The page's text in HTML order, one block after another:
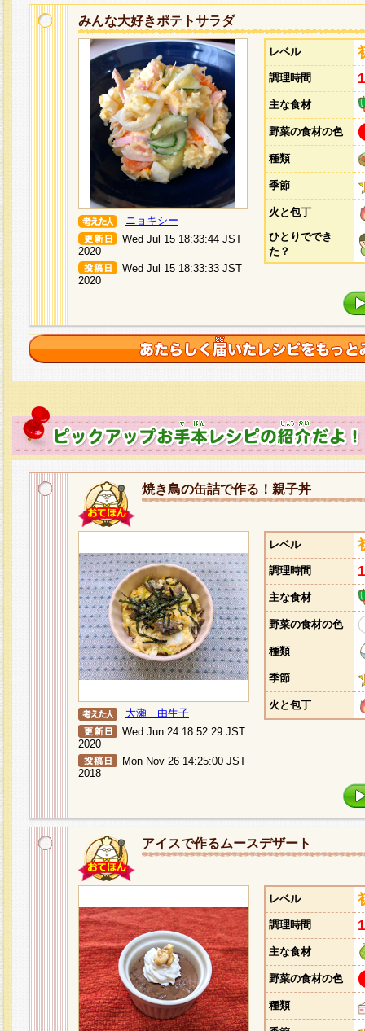
みんな大好きポテトサラダ
ニョキシー
Wed Jul 15 18:33:44 JST
2020
Wed Jul 15 18:33:33 JST
2020
レベル
調理時間
主な食材
野菜の食材の色
種類
季節
火と包丁
ひとりででき
た？
焼き鳥の缶詰で作る！親子丼
大瀬 由生子
Wed Jun 24 18:52:29 JST
2020
Mon Nov 26 14:25:00 JST
2018
レベル
調理時間
主な食材
野菜の食材の色
種類
季節
火と包丁
アイスで作るムースデザート
レベル
調理時間
主な食材
野菜の食材の色
種類